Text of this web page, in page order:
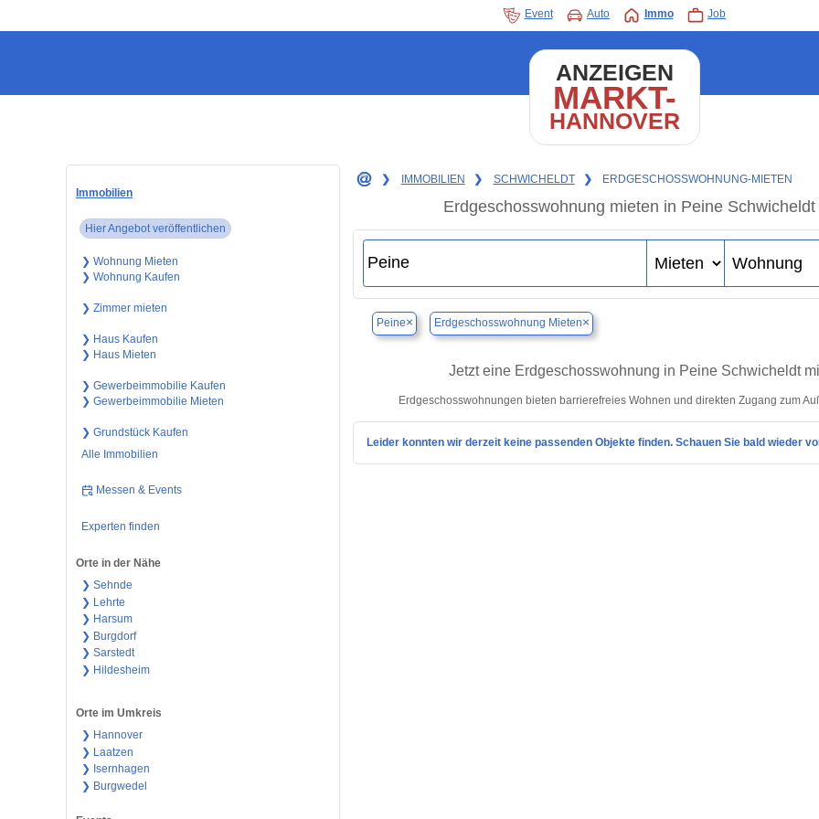
Event Auto Immo Job
ANZEIGEN
MARKT-
HANNOVER
Immobilien
Hier Angebot veröffentlichen
❯ Wohnung Mieten
❯ Wohnung Kaufen
❯ Zimmer mieten
❯ Haus Kaufen
❯ Haus Mieten
❯ Gewerbeimmobilie Kaufen
❯ Gewerbeimmobilie Mieten
❯ Grundstück Kaufen
Alle Immobilien
Messen & Events
Experten finden
Orte in der Nähe
❯ Sehnde
❯ Lehrte
❯ Harsum
❯ Burgdorf
❯ Sarstedt
❯ Hildesheim
Orte im Umkreis
❯ Hannover
❯ Laatzen
❯ Isernhagen
❯ Burgwedel
❯ IMMOBILIEN ❯ SCHWICHELDT ❯ ERDGESCHOSSWOHNUNG-MIETEN
Erdgeschosswohnung mieten in Peine
Peine× Erdgeschosswohnung Mieten×
Jetzt eine Erdgeschosswohnung in Peine Schwicheldt
Erdgeschosswohnungen bieten barrierefreies Wohnen und direkten Zugang zum
Leider konnten wir derzeit keine passenden Objekte finden. Schauen Sie bald wieder